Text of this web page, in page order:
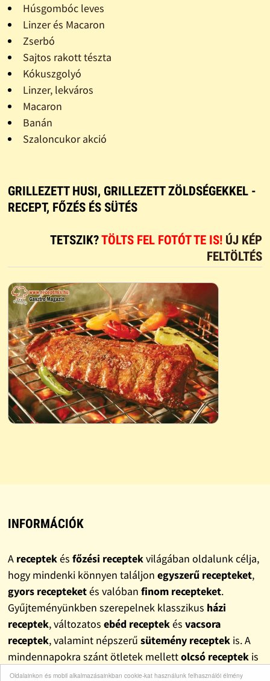
Oldalainkon és mobil alkalmazásainkban cookie-kat használunk felhasználói élmény
Húsgombóc leves
Linzer és Macaron
Zserbó
Sajtos rakott tészta
Kókuszgolyó
Linzer, lekváros
Macaron
Banán
Szaloncukor akció
GRILLEZETT HUSI, GRILLEZETT ZÖLDSÉGEKKEL -
RECEPT, FŐZÉS ÉS SÜTÉS
TETSZIK?TÖLTS FEL FOTÓT TE IS! ÚJ KÉP
FELTÖLTÉS
INFORMÁCIÓK
A receptekés főzési receptekvilágában oldalunk célja,
hogy mindenki könnyen találjon egyszerű recepteket,
gyors recepteketés valóban finom recepteket.
Gyűjteményünkben szerepelnek klasszikus házi
receptek, változatos ebéd receptekés vacsora
receptek, valamint népszerű sütemény receptekis. A
mindennapokra szánt ötletek mellettolcsó receptekis
helyet kaptak, hogy a főzés ne csak élmény, hanem